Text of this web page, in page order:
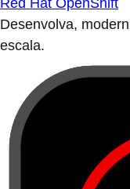
Red Hat OpenShift
Desenvolva,
escala.